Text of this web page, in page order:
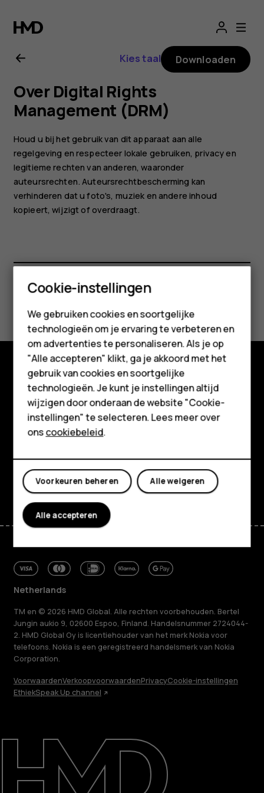
voor
Nokia
2.1
Smartphones
Feature phones
Accessoires
HMD Terra M
Voor bedrijven
Tablets
Shop
Mijn account
Herstellen, hergebruiken, recyclen
Duurzaamheid
Klantenservice
Kies taal Downloaden
Over Digital Rights
Management (DRM)
Houd u bij het gebruik van dit apparaat aan alle
regelgeving en respecteer lokale gebruiken, privacy en
legitieme rechten van anderen, waaronder
auteursrechten. Auteursrechtbescherming kan
verhinderen dat u foto's, muziek en andere inhoud
kopieert, wijzigt of overdraagt.
Was deze informatie nuttig?
Ja Nee
Shop
Over ons
Planet and people
Klantenservice
FacebookInstagram
TiktokYoutubeLinkedinDiscord
Netherlands
TM en © 2026 HMD Global. Alle rechten voorbehouden. Bertel
Jungin aukio 9, 02600 Espoo, Finland. Handelsnummer 2724044-
2. HMD Global Oy is licentiehouder van het merk Nokia voor
telefoons. Nokia is een geregistreerd handelsmerk van Nokia
Corporation.
VoorwaardenVerkoopvoorwaardenPrivacyCookie-instellingen
EthiekSpeak Up channel
Cookie-instellingen
We gebruiken cookies en soortgelijke
technologieën om je ervaring te verbeteren en
om advertenties te personaliseren. Als je op
"Alle accepteren" klikt, ga je akkoord met het
gebruik van cookies en soortgelijke
technologieën. Je kunt je instellingen altijd
wijzigen door onderaan de website "Cookie-
instellingen" te selecteren. Lees meer over
onscookiebeleid.
Alle weigeren
Voorkeuren beheren
Alle accepteren